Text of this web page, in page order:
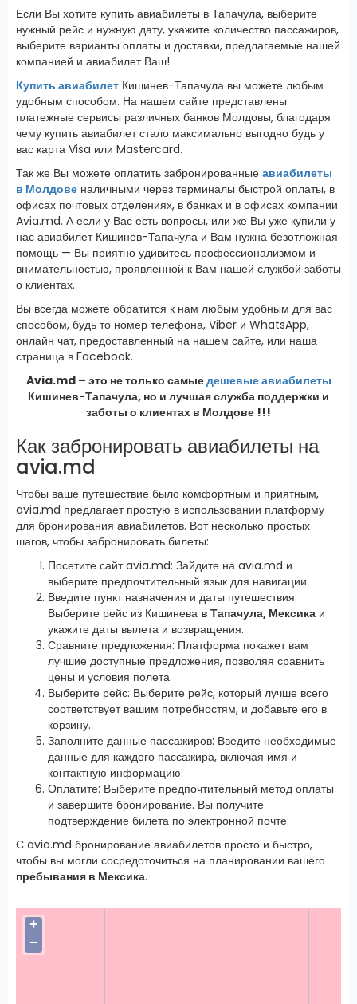
Если Вы хотите купить авиабилеты в Тапачула, выберите
нужный рейс и нужную дату, укажите количество пассажиров,
выберите варианты оплаты и доставки, предлагаемые нашей
компанией и авиабилет Ваш!
Купить авиабилет Кишинев-Тапачула вы можете любым
удобным способом. На нашем сайте представлены
платежные сервисы различных банков Молдовы, благодаря
чему купить авиабилет стало максимально выгодно будь у
вас карта Visa или Mastercard.
Так же Вы можете оплатить забронированные авиабилеты
в Молдове наличными через терминалы быстрой оплаты, в
офисах почтовых отделениях, в банках и в офисах компании
Avia.md. А если у Вас есть вопросы, или же Вы уже купили у
нас авиабилет Кишинев-Тапачула и Вам нужна безотложная
помощь — Вы приятно удивитесь профессионализмом и
внимательностью, проявленной к Вам нашей службой заботы
о клиентах.
Вы всегда можете обратится к нам любым удобным для вас
способом, будь то номер телефона, Viber и WhatsApp,
онлайн чат, предоставленный на нашем сайте, или наша
страница в Facebook.
Avia.md – это не только самыедешевые авиабилеты
Кишинев-Тапачула, но и лучшая служба поддержки и
заботы о клиентах в Молдове !!!
Как забронировать авиабилеты на
avia.md
Чтобы ваше путешествие было комфортным и приятным,
avia.md предлагает простую в использовании платформу
для бронирования авиабилетов. Вот несколько простых
шагов, чтобы забронировать билеты:
Посетите сайт avia.md: Зайдите на avia.md и
выберите предпочтительный язык для навигации.
Введите пункт назначения и даты путешествия:
Выберите рейс из Кишинева в Тапачула, Мексика и
укажите даты вылета и возвращения.
Сравните предложения: Платформа покажет вам
лучшие доступные предложения, позволяя сравнить
цены и условия полета.
Выберите рейс: Выберите рейс, который лучше всего
соответствует вашим потребностям, и добавьте его в
корзину.
Заполните данные пассажиров: Введите необходимые
данные для каждого пассажира, включая имя и
контактную информацию.
Оплатите: Выберите предпочтительный метод оплаты
и завершите бронирование. Вы получите
подтверждение билета по электронной почте.
С avia.md бронирование авиабилетов просто и быстро,
чтобы вы могли сосредоточиться на планировании вашего
пребывания в Мексика.
+
−